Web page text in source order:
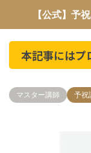
【公式】予
本記事にはプ
マスター講師 予祝